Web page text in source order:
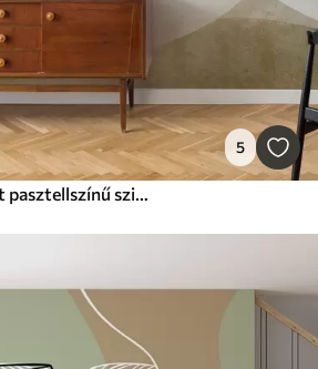
5
Fotótapéta Absztrakt pasztellszínű szirmok, lágy, áttetsző rétegekkel, akvarell stílusban